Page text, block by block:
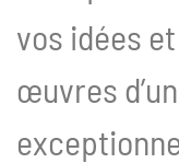
vos idées
œuvres